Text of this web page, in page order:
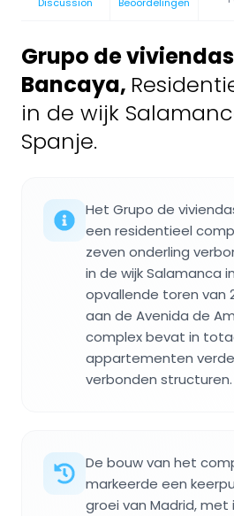
Discussion Beoordelingen
Grupo de
Bancaya,
in de wijk
Spanje.
Het Grupo de
een residentieel
zeven onderling
in de wijk Salamanca
opvallende toren van
aan de Avenida de
complex bevat in
appartementen
verbonden structuren.
De bouw van het
markeerde een
groei van Madrid,